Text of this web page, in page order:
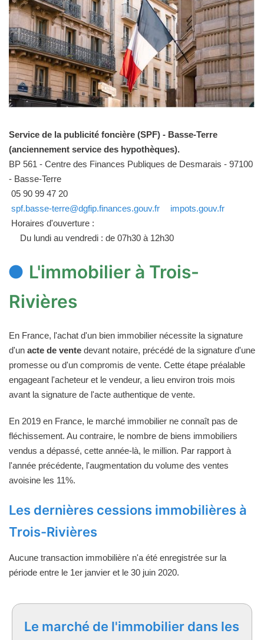
Service de la publicité foncière (SPF) - Basse-Terre
(anciennement service des hypothèques).
BP 561 - Centre des Finances Publiques de Desmarais - 97100
- Basse-Terre
05 90 99 47 20
spf.basse-terre@dgfip.finances.gouv.fr
impots.gouv.fr
Horaires d'ouverture :
Du lundi au vendredi : de 07h30 à 12h30
L'immobilier à Trois-
Rivières
En France, l'achat d'un bien immobilier nécessite la signature
d'un acte de vente devant notaire, précédé de la signature d'une
promesse ou d'un compromis de vente. Cette étape préalable
engageant l'acheteur et le vendeur, a lieu environ trois mois
avant la signature de l'acte authentique de vente.
En 2019 en France, le marché immobilier ne connaît pas de
fléchissement. Au contraire, le nombre de biens immobiliers
vendus a dépassé, cette année-là, le million. Par rapport à
l'année précédente, l'augmentation du volume des ventes
avoisine les 11%.
Les dernières cessions immobilières à
Trois-Rivières
Aucune transaction immobilière n'a été enregistrée sur la
période entre le 1er janvier et le 30 juin 2020.
Le marché de l'immobilier dans les